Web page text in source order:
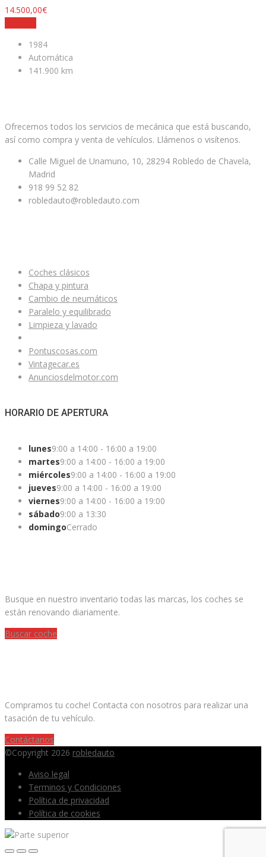
14.500,00€
1984
Automática
141.900 km
Ofrecemos todos los servicios de mecánica que está buscando,
así como compra y venta de vehículos. Llámenos o visítenos.
Calle Miguel de Unamuno, 10, 28294 Robledo de Chavela,
Madrid
918 99 52 82
robledauto@robledauto.com
Coches clásicos
Chapa y pintura
Cambio de neumáticos
Paralelo y equilibrado
Limpieza y lavado
Pontuscosas.com
Vintagecar.es
Anunciosdelmotor.com
HORARIO DE APERTURA
lunes9:00 a 14:00 - 16:00 a 19:00
martes9:00 a 14:00 - 16:00 a 19:00
miércoles9:00 a 14:00 - 16:00 a 19:00
jueves9:00 a 14:00 - 16:00 a 19:00
viernes9:00 a 14:00 - 16:00 a 19:00
sábado9:00 a 13:30
domingoCerrado
Busque en nuestro inventario todas las marcas, los coches se
están renovando diariamente.
Buscar coche
Compramos tu coche! Contacta con nosotros para realizar una
tasación de tu vehículo.
Contáctanos
©Copyright 2026 robledauto
Aviso legal
Terminos y Condiciones
Política de privacidad
Política de cookies